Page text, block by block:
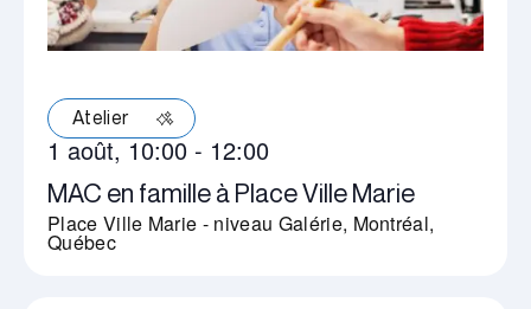
MAC en famille à Place Ville Marie
1 août, 10:00 - 12:00
Place Ville Marie - niveau Galérie, Montréal,
Québec
Atelier